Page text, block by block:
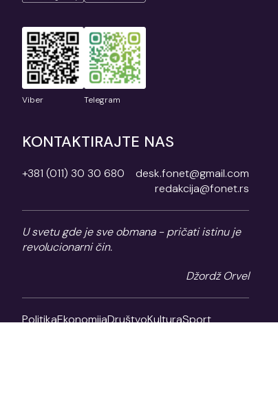
Viber Telegram
KONTAKTIRAJTE NAS
+381 (011) 30 30 680
desk.fonet@gmail.com
redakcija@fonet.rs
U svetu gde je sve obmana - pričati istinu je
revolucionarni čin.
Džordž Orvel
PolitikaEkonomijaDruštvoKulturaSport